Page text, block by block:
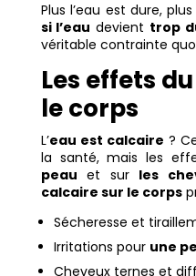
Plus l’eau est dure,
si l’eau devient trop
véritable contrainte
Les effets
le corps
L’eau est calcaire ?
la santé, mais les
peau et sur les
calcaire sur le corps
Sécheresse et
Irritations pour une
Cheveux ternes et